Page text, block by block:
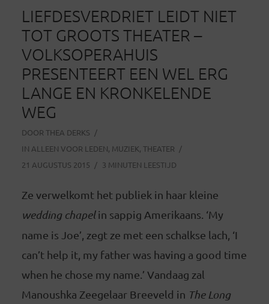
LIEFDESVERDRIET LEIDT NIET
TOT GROOTS THEATER –
VOLKSOPERAHUIS
PRESENTEERT EEN WEL ERG
LANGE EN KRONKELENDE
WEG
DOOR THEA DERKS
IN ALLEEN VOOR LEDEN, MUZIEK, THEATER
21 AUGUSTUS 2015
3 MINUTEN LEESTIJD
Ze verwelkomt het publiek in haar kleine
wedding chapelin sappig Amerikaans. ‘My
name is Joe’, zegt ze met een schalkse lach, ‘I
can’t help it, my father was having a good time
when he chose my name.’ Vandaag zal
Manoushka Zeegelaar Breeveld in The Long